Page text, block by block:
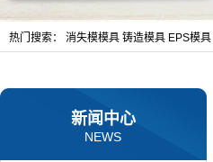
热门搜索： 消失模模具 铸造模具 EPS模具
新闻中心
NEWS